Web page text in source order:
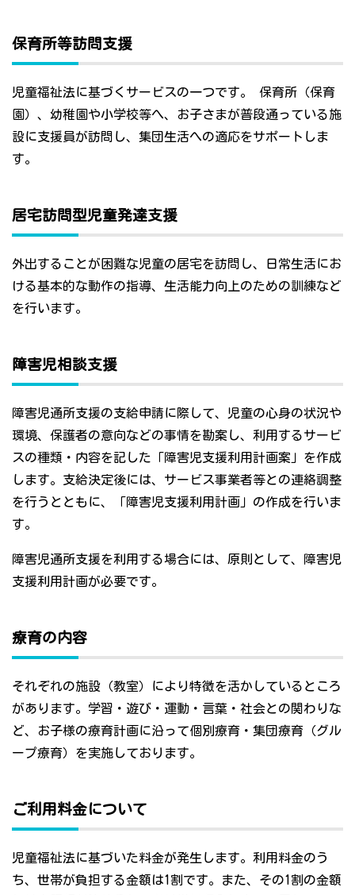
保育所等訪問支援
児童福祉法に基づくサービスの一つです。 保育所（保育
園）、幼稚園や小学校等へ、お子さまが普段通っている施
設に支援員が訪問し、集団生活への適応をサポートしま
す。
居宅訪問型児童発達支援
外出することが困難な児童の居宅を訪問し、日常生活にお
ける基本的な動作の指導、生活能力向上のための訓練など
を行います。
障害児相談支援
障害児通所支援の支給申請に際して、児童の心身の状況や
環境、保護者の意向などの事情を勘案し、利用するサービ
スの種類・内容を記した「障害児支援利用計画案」を作成
します。支給決定後には、サービス事業者等との連絡調整
を行うとともに、「障害児支援利用計画」の作成を行いま
す。
障害児通所支援を利用する場合には、原則として、障害児
支援利用計画が必要です。
療育の内容
それぞれの施設（教室）により特徴を活かしているところ
があります。学習・遊び・運動・言葉・社会との関わりな
ど、お子様の療育計画に沿って個別療育・集団療育（グル
ープ療育）を実施しております。
ご利用料金について
児童福祉法に基づいた料金が発生します。利用料金のう
ち、世帯が負担する金額は1割です。また、その1割の金額